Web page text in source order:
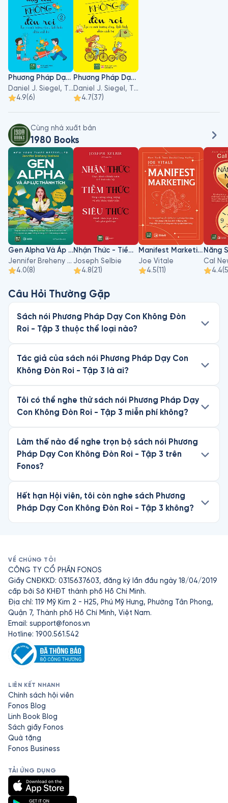
Tina là một nhà trị liệu tâm lý và là Người sáng lập / Giám
đốc Điều hành của Trung tâm Kết nối, một cơ sở thực hành
lâm sàng đa ngành, và của Viện The Play Strong, một trung
tâm dành cho việc học tập, nghiên cứu và thực hành liệu
pháp vui chơi thông qua lăng kính phát triển thần kinh.
Phương Pháp Dạy Con Không Đòn Roi - Tập 2
Daniel J. Siegel, Tina Payne Bryson
4.9(6)
Phương Pháp Dạy Con Không Đòn Roi
Daniel J. Siegel, Tina Payne Bryson
4.7(37)
Cùng nhà xuất bản
1980 Books
Gen Alpha Và Áp Lực Thành Tích
Jennifer Breheny Wallace
4.0(8)
Nhận Thức - Tiềm Thức - Siêu Thức
Joseph Selbie
4.8(21)
Manifest Marketing
Joe Vitale
4.5(11)
Cal
4.4(5
Câu Hỏi Thường Gặp
Sách nói Phương Pháp Dạy Con Không Đòn
Roi - Tập 3 thuộc thể loại nào?
Tác giả của sách nói Phương Pháp Dạy Con
Không Đòn Roi - Tập 3 là ai?
Tôi có thể nghe thử sách nói Phương Pháp Dạy
Con Không Đòn Roi - Tập 3 miễn phí không?
Làm thế nào để nghe trọn bộ sách nói Phương
Pháp Dạy Con Không Đòn Roi - Tập 3 trên
Fonos?
Hết hạn Hội viên, tôi còn nghe sách Phương
Pháp Dạy Con Không Đòn Roi - Tập 3 không?
VỀ CHÚNG TÔI
CÔNG TY CỔ PHẦN FONOS
Giấy CNĐKKD: 0315637603, đăng ký lần đầu ngày 18/04/2019
cấp bởi Sở KHĐT thành phố Hồ Chí Minh.
Địa chỉ: 119 Mỹ Kim 2 - H25, Phú Mỹ Hưng, Phường Tân Phong,
Quận 7, Thành phố Hồ Chí Minh, Việt Nam.
Email: support@fonos.vn
Hotline: 1900.561.542
LIÊN KẾT NHANH
Chính sách hội viên
Fonos Blog
Linh Book Blog
Sách giấy Fonos
Quà tặng
Fonos Business
TẢI ỨNG DỤNG